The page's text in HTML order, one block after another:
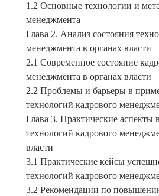
1.2 Основные технологии и
менеджмента
Глава 2. Анализ состояния
менеджмента в органах власти
2.1 Современное состояние
менеджмента в органах власти
2.2 Проблемы и барьеры в
технологий кадрового
Глава 3. Практические аспекты
технологий кадрового
власти
3.1 Практические кейсы
технологий кадрового
3.2 Рекомендации по